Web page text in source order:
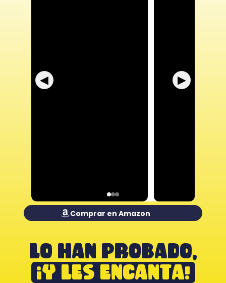
Comprar en Amazon
◀ ▶
LO HAN PROBADO,
¡Y LES ENCANTA!